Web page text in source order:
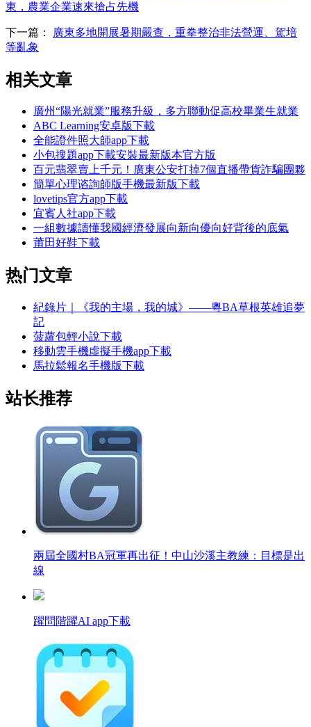
東，農業企業速來搶占先機
下一篇：
廣東多地開展暑期嚴查，重拳整治非法營運、駕培
等亂象
相关文章
廣州“陽光就業”服務升級，多方聯動促高校畢業生就業
ABC Learning安卓版下載
全能證件照大師app下載
小包搜題app下載安裝最新版本官方版
百元翡翠賣上千元！廣東公安打掉7個直播帶貨詐騙團夥
簡單心理谘詢師版手機最新版下載
lovetips官方app下載
宜賓人社app下載
一組數據讀懂我國經濟發展向新向優向好背後的底氣
莆田好鞋下載
热门文章
紀錄片｜《我的主場，我的城》——粵BA草根英雄追夢
記
菠蘿包輕小說下載
移動雲手機虛擬手機app下載
馬拉鬆報名手機版下載
站长推荐
兩屆全國村BA冠軍再出征！中山沙溪主教練：目標是出
線
躍問階躍AI app下載